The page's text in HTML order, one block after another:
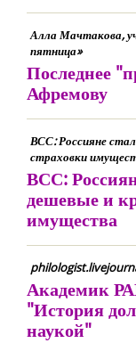
Алла Мачтакова,
пятница»
Последнее
Афремову
ВСС: Россияне
страховки
ВСС:
дешевые и
имущества
Академик
"История
наукой"